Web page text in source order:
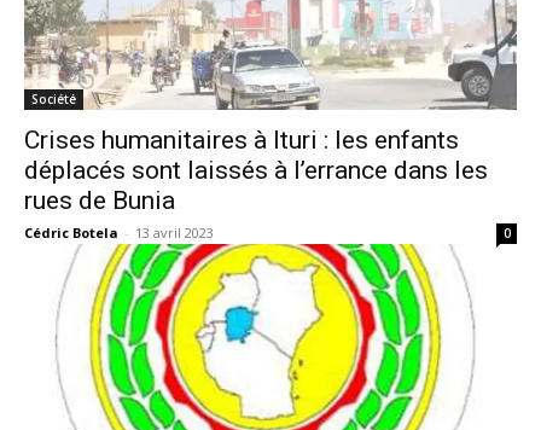
Société
Crises humanitaires à Ituri : les enfants
déplacés sont laissés à l’errance dans les
rues de Bunia
Cédric Botela - 13 avril 2023 0